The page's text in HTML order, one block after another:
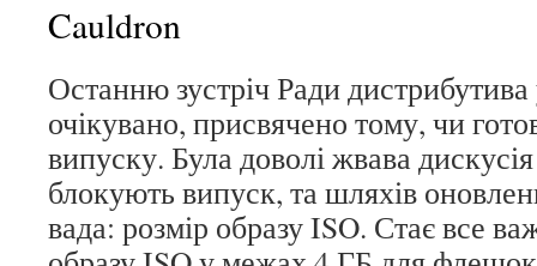
Cauldron
Останню зустріч Ради
очікувано, присвячено тому, чи
випуску. Була доволі жвава
блокують випуск, та шляхів
вада: розмір образу ISO. Стає все